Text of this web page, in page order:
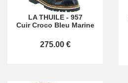
LA THUILE- 957
Cuir Croco Bleu Marine
275.00 €